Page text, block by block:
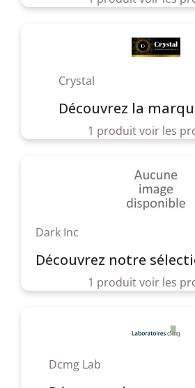
Crystal
Découvrez la
1 produit voir les
Dark Inc
Découvrez notre
1 produit voir les
Dcmg Lab